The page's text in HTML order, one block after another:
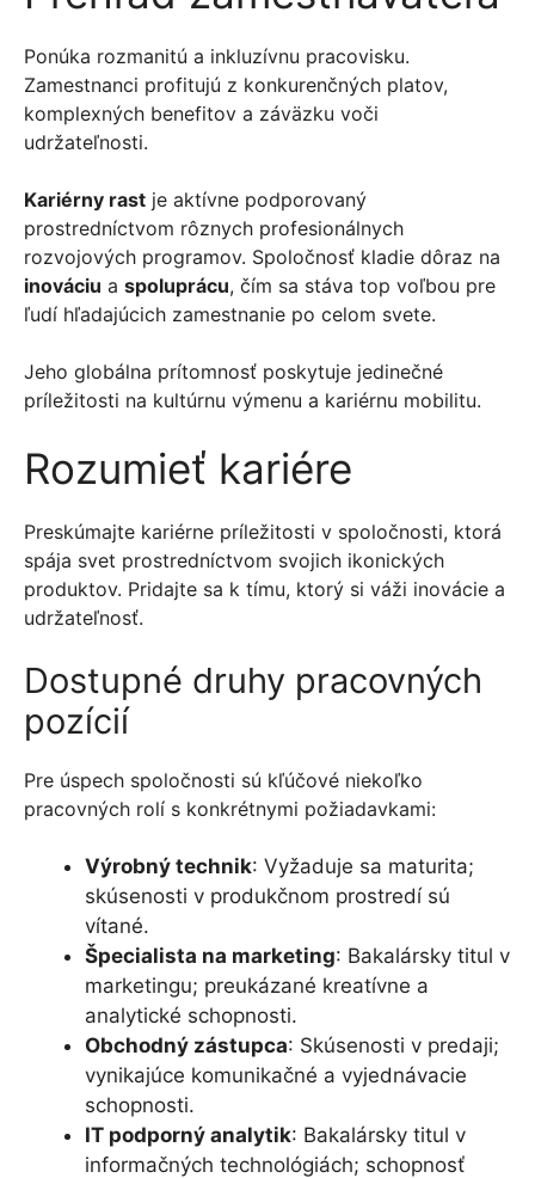
Ponúka rozmanitú a inkluzívnu pracovisku.
Zamestnanci profitujú z konkurenčných platov,
komplexných benefitov a záväzku voči
udržateľnosti.
Kariérny rast je aktívne podporovaný
prostredníctvom rôznych profesionálnych
rozvojových programov. Spoločnosť kladie dôraz na
inováciu a spoluprácu, čím sa stáva top voľbou pre
ľudí hľadajúcich zamestnanie po celom svete.
Jeho globálna prítomnosť poskytuje jedinečné
príležitosti na kultúrnu výmenu a kariérnu mobilitu.
Rozumieť kariére
Preskúmajte kariérne príležitosti v spoločnosti, ktorá
spája svet prostredníctvom svojich ikonických
produktov. Pridajte sa k tímu, ktorý si váži inovácie a
udržateľnosť.
Dostupné druhy pracovných
pozícií
Pre úspech spoločnosti sú kľúčové niekoľko
pracovných rolí s konkrétnymi požiadavkami:
Výrobný technik: Vyžaduje sa maturita;
skúsenosti v produkčnom prostredí sú
vítané.
Špecialista na marketing: Bakalársky titul v
marketingu; preukázané kreatívne a
analytické schopnosti.
Obchodný zástupca: Skúsenosti v predaji;
vynikajúce komunikačné a vyjednávacie
schopnosti.
IT podporný analytik: Bakalársky titul v
informačných technológiách; schopnosť